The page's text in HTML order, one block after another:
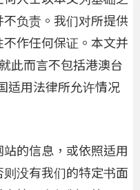
负责。我们对所提供
作任何保证。本文并
此而言不包括港澳台
适用法律所允许情况
站的信息，或依照适用
没有我们的特定书面